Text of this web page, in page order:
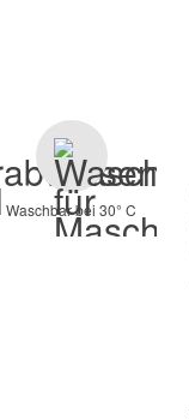
Waschbar bei 30° C